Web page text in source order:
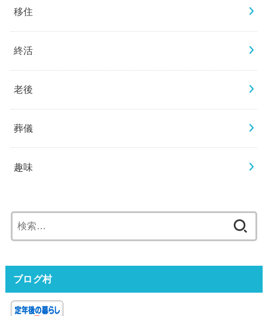
移住
終活
老後
葬儀
趣味
索:
ブログ村